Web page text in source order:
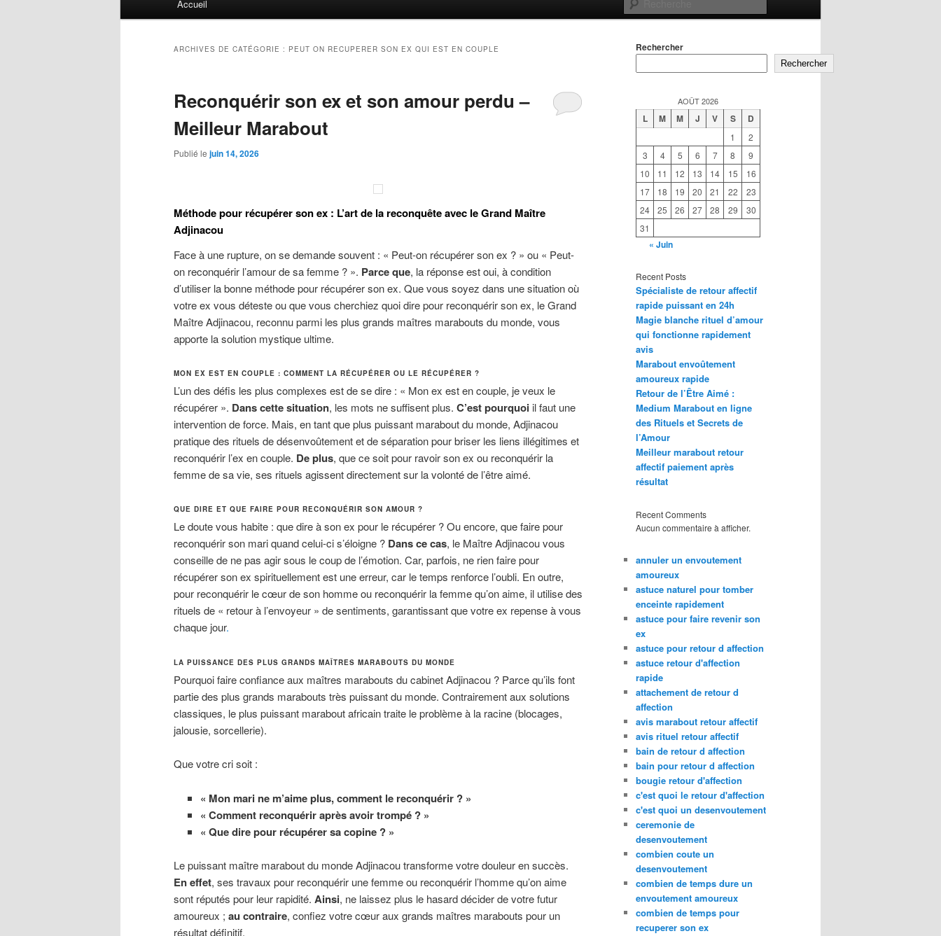
Accueil
ARCHIVES DE CATÉGORIE : PEUT ON RECUPERER SON EX QUI EST EN COUPLE
Reconquérir son ex et son amour perdu –
Meilleur Marabout
Publié le juin 14, 2026
Méthode pour récupérer son ex : L’art de la reconquête avec le Grand Maître
Adjinacou
Face à une rupture, on se demande souvent : « Peut-on récupérer son ex ? » ou « Peut-
on reconquérir l’amour de sa femme ? ». Parce que, la réponse est oui, à condition
d’utiliser la bonne méthode pour récupérer son ex. Que vous soyez dans une situation où
votre ex vous déteste ou que vous cherchiez quoi dire pour reconquérir son ex, le Grand
Maître Adjinacou, reconnu parmi les plus grands maîtres marabouts du monde, vous
apporte la solution mystique ultime.
MON EX EST EN COUPLE : COMMENT LA RÉCUPÉRER OU LE RÉCUPÉRER ?
L’un des défis les plus complexes est de se dire : « Mon ex est en couple, je veux le
récupérer ». Dans cette situation, les mots ne suffisent plus. C’est pourquoi il faut une
intervention de force. Mais, en tant que plus puissant marabout du monde, Adjinacou
pratique des rituels de désenvoûtement et de séparation pour briser les liens illégitimes et
reconquérir l’ex en couple. De plus, que ce soit pour ravoir son ex ou reconquérir la
femme de sa vie, ses rituels agissent directement sur la volonté de l’être aimé.
QUE DIRE ET QUE FAIRE POUR RECONQUÉRIR SON AMOUR ?
Le doute vous habite : que dire à son ex pour le récupérer ? Ou encore, que faire pour
reconquérir son mari quand celui-ci s’éloigne ? Dans ce cas, le Maître Adjinacou vous
conseille de ne pas agir sous le coup de l’émotion. Car, parfois, ne rien faire pour
récupérer son ex spirituellement est une erreur, car le temps renforce l’oubli. En outre,
pour reconquérir le cœur de son homme ou reconquérir la femme qu’on aime, il utilise des
rituels de « retour à l’envoyeur » de sentiments, garantissant que votre ex repense à vous
chaque jour.
LA PUISSANCE DES PLUS GRANDS MAÎTRES MARABOUTS DU MONDE
Pourquoi faire confiance aux maîtres marabouts du cabinet Adjinacou ? Parce qu’ils font
partie des plus grands marabouts très puissant du monde. Contrairement aux solutions
classiques, le plus puissant marabout africain traite le problème à la racine (blocages,
jalousie, sorcellerie).
Que votre cri soit :
« Mon mari ne m’aime plus, comment le reconquérir ? »
« Comment reconquérir après avoir trompé ? »
« Que dire pour récupérer sa copine ? »
Le puissant maître marabout du monde Adjinacou transforme votre douleur en succès.
En effet, ses travaux pour reconquérir une femme ou reconquérir l’homme qu’on aime
sont réputés pour leur rapidité. Ainsi, ne laissez plus le hasard décider de votre futur
amoureux ; au contraire, confiez votre cœur aux grands maîtres marabouts pour un
résultat définitif.
Rechercher
Rechercher
AOÛT 2026
L M M J V S D
1
2
3
4 5 6 7 8
9
10
11 12 13 14 15
16
17
18 19 20 21 22
23
24
25 26 27 28 29
30
31
« Juin
Recent Posts
Spécialiste de retour affectif
rapide puissant en 24h
Magie blanche rituel d’amour
qui fonctionne rapidement
avis
Marabout envoûtement
amoureux rapide
Retour de l’Être Aimé :
Medium Marabout en ligne
des Rituels et Secrets de
l’Amour
Meilleur marabout retour
affectif paiement après
résultat
Recent Comments
Aucun commentaire à afficher.
annuler un envoutement
amoureux
astuce naturel pour tomber
enceinte rapidement
astuce pour faire revenir son
ex
astuce pour retour d affection
astuce retour d'affection
rapide
attachement de retour d
affection
avis marabout retour affectif
avis rituel retour affectif
bain de retour d affection
bain pour retour d affection
bougie retour d'affection
c'est quoi le retour d'affection
c'est quoi un desenvoutement
ceremonie de
desenvoutement
combien coute un
desenvoutement
combien de temps dure un
envoutement amoureux
combien de temps pour
recuperer son ex